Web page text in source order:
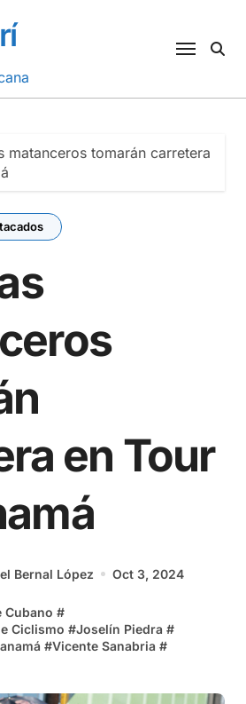
matanceros tomarán carretera
en Tour
Bernal López
Oct 3, 2024
Cubano #
Ciclismo #Joselín Piedra #
#Vicente Sanabria #